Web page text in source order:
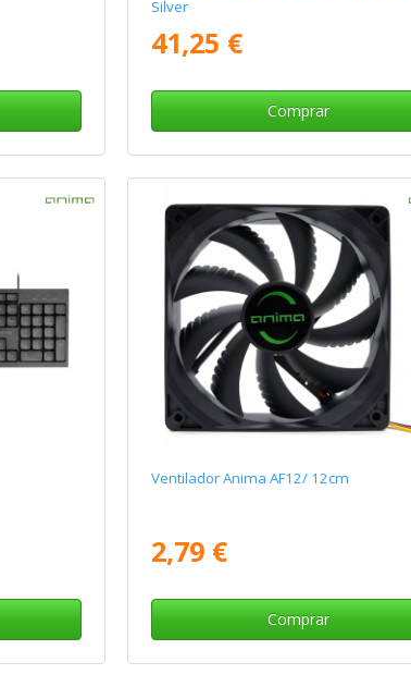
Silver
41,25 €
Comprar
Ventilador Anima AF12/ 12cm
2,79 €
Comprar